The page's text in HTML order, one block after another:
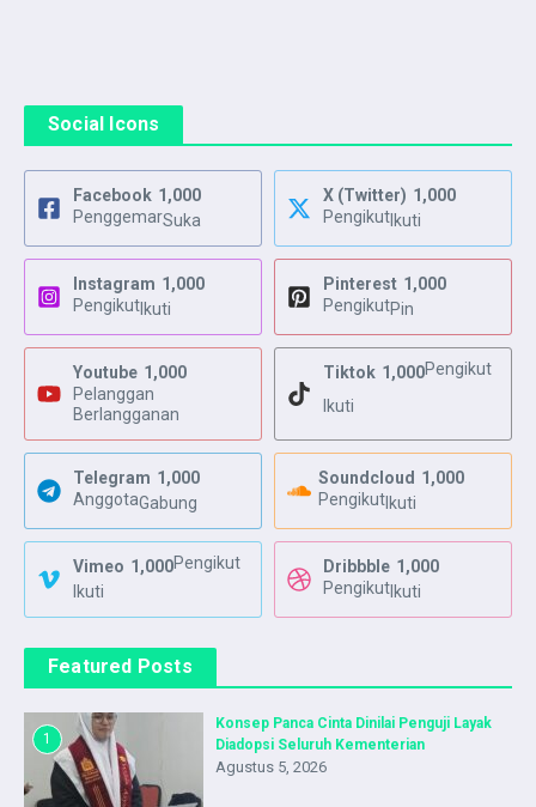
Social Icons
Facebook 1,000
PenggemarSuka
X (Twitter) 1,000
PengikutIkuti
Instagram 1,000
PengikutIkuti
Pinterest 1,000
PengikutPin
Youtube 1,000
Pelanggan
Berlangganan
Tiktok 1,000Pengikut
Ikuti
Telegram 1,000
AnggotaGabung
Soundcloud 1,000
PengikutIkuti
Vimeo 1,000Pengikut
Ikuti
Dribbble 1,000
PengikutIkuti
Featured Posts
1
Konsep Panca Cinta Dinilai Penguji Layak
Diadopsi Seluruh Kementerian
Agustus 5, 2026